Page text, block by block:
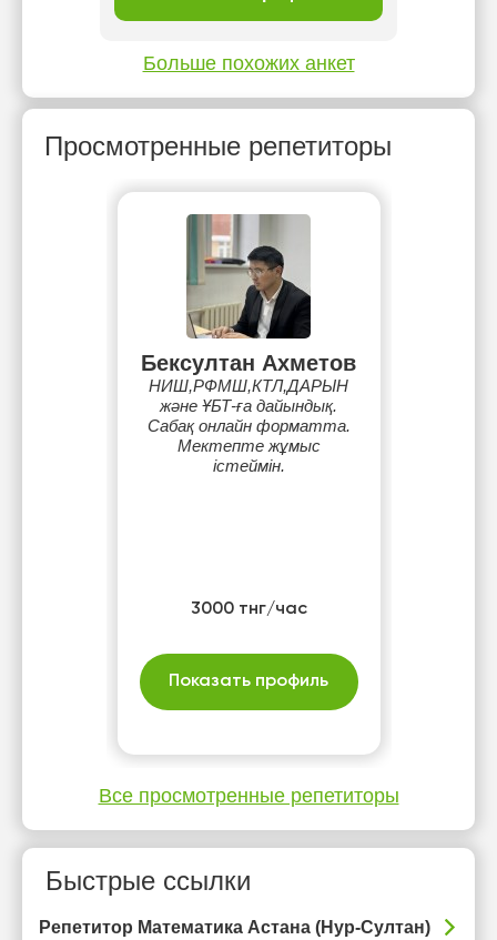
Больше похожих анкет
Просмотренные репетиторы
Бексултан Ахметов
НИШ,РФМШ,КТЛ,ДАРЫН
және ҰБТ-ға дайындық.
Сабақ онлайн форматта.
Мектепте жұмыс
істеймін.
3000 тнг/час
Показать профиль
Все просмотренные репетиторы
Быстрые ссылки
Репетитор Математика Астана (Нур-Султан)